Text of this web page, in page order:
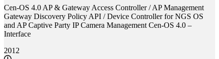
Cen-OS 4.0 AP & Gateway Access Controller / AP Management
Gateway Discovery Policy API / Device Controller for NGS OS
and AP Captive Party IP Camera Management Cen-OS 4.0 –
Interface
2012